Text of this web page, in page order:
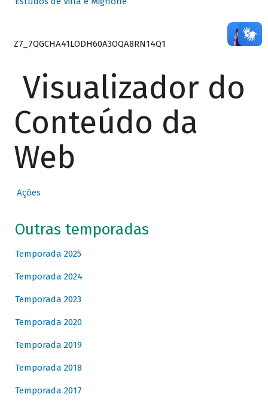
Z7_7QGCHA41LODH60A3OQA8RN14Q1
Visualizador do
Conteúdo da
Web
Ações
Outras temporadas
Temporada 2025
Temporada 2024
Temporada 2023
Temporada 2020
Temporada 2019
Temporada 2018
Temporada 2017